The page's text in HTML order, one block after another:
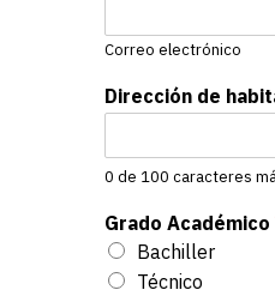
Correo electrónico
Dirección de
0 de 100 caracteres
Grado Académico
Bachiller
Técnico